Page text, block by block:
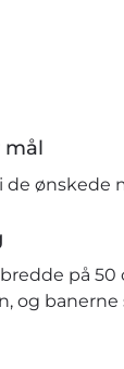
mål
de ønskede
på
og